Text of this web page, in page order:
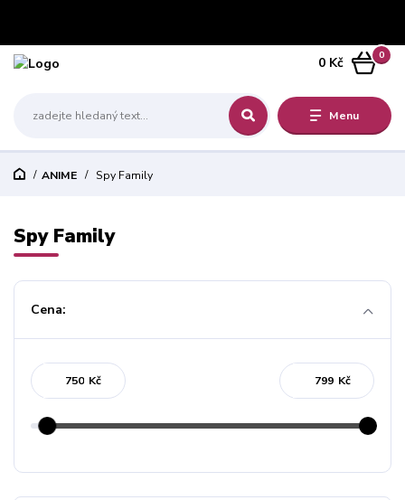
Menu
0
0 Kč
ANIME Spy Family
Spy Family
Cena:
Kč Kč